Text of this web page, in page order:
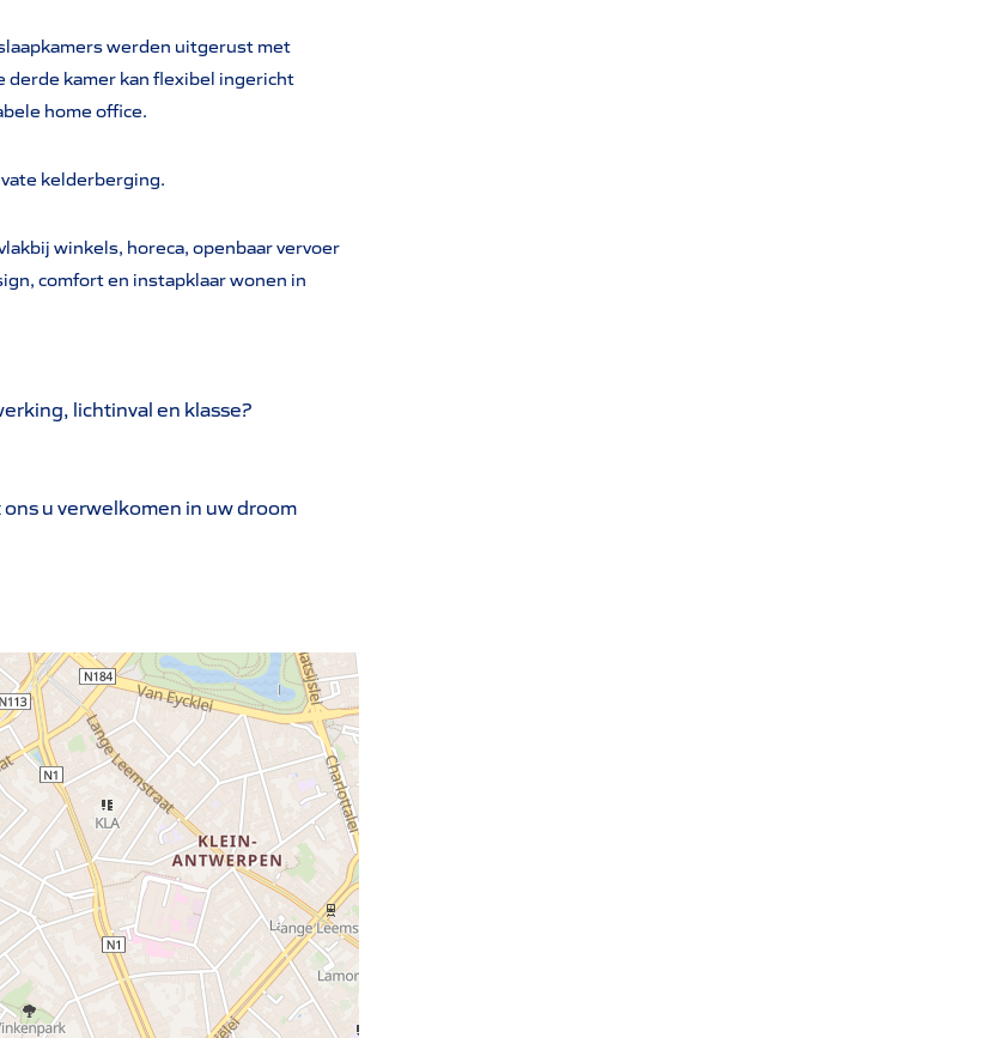
werden uitgerust met
kamer kan flexibel ingericht
home office.
kelderberging.
winkels, horeca, openbaar vervoer
comfort en instapklaar wonen in
lichtinval en klasse?
u verwelkomen in uw droom